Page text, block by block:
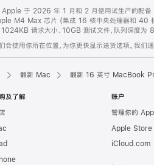
于 2026 年 1 月和 2 月使用试生产的配备
M4 Max 芯片 (集成 16 核中央处理器和 40
1024KB 请求大小、10GB 测试文件，队列深度为
会使用你所在位置，为你更快显示送货选项。我
翻新 Mac 翻新 16 英寸 MacBook
及了解 账户
管理你的
Apple Store
iCloud.com